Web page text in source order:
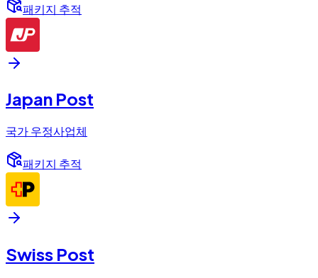
패키지 추적
Japan Post
국가 우정사업체
패키지 추적
Swiss Post